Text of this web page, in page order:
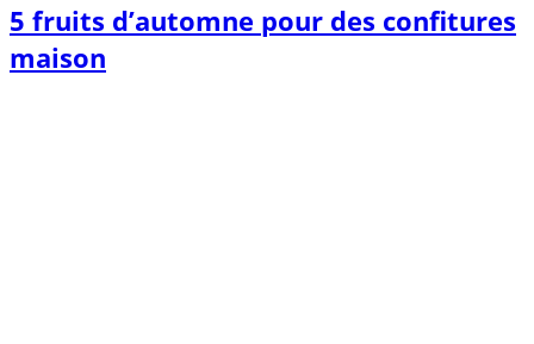
5 fruits d’automne pour des confitures
maison